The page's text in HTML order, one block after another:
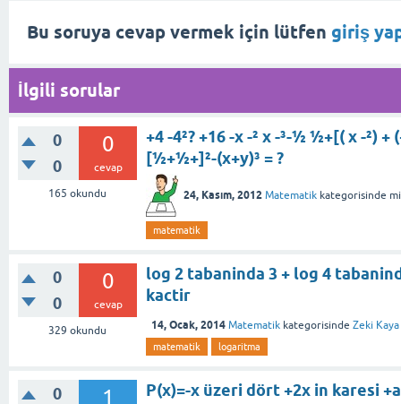
Bu soruya cevap vermek için lütfen giriş
İlgili sorular
0
0
0
cevap
165 okundu
+4 -4²? +16 -x -² x -³-½ ½+[( x -²)
[½+½+]²-(x+y)³ = ?
24, Kasım, 2012 Matematik kategorisinde
matematik
0
0
0
cevap
329 okundu
log 2 tabaninda 3 + log 4
kactir
14, Ocak, 2014 Matematik kategorisinde Zeki Kaya
matematik logaritma
0
1
P(x)=-x üzeri dört +2x in karesi